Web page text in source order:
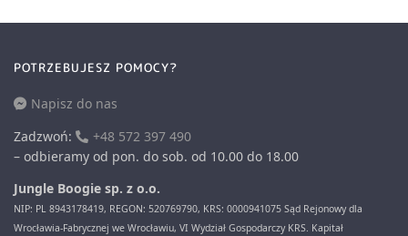
POTRZEBUJESZ POMOCY?
Napisz do nas
Zadzwoń:
+48 572 397 490
– odbieramy od pon. do sob. od 10.00 do 18.00
Jungle Boogie sp. z o.o.
NIP: PL 8943178419, REGON: 520769790, KRS: 0000941075 Sąd Rejonowy dla
Wrocławia-Fabrycznej we Wrocławiu, VI Wydział Gospodarczy KRS. Kapitał